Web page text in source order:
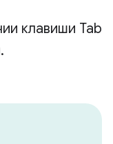
клавиши Tab
.